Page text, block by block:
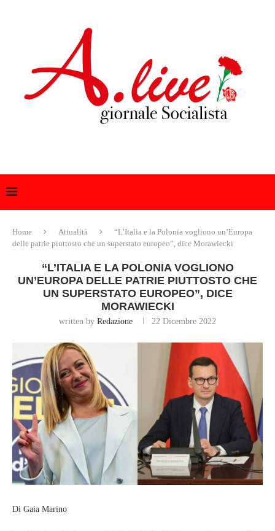
Home Attualità
“L’Italia e la Polonia vogliono un’Europa
delle patrie piuttosto che un superstato europeo”, dice Morawiecki
“L’ITALIA E LA POLONIA VOGLIONO
UN’EUROPA DELLE PATRIE PIUTTOSTO CHE
UN SUPERSTATO EUROPEO”, DICE
MORAWIECKI
written by Redazione 22 Dicembre 2022
Di Gaia Marino